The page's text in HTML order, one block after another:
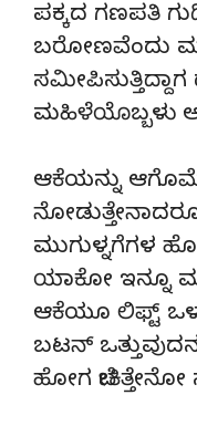
ಪಕ್ಕದ ಗಣಪತಿ
ಬರೋಣವೆಂದು
ಮಹಿಳೆಯೊಬ್ಬಳು
ಆಕೆಯನ್ನು
ಮುಗುಳ್ನಗೆಗಳ
ಯಾಕೋ ಇನ್ನೂ
ಆಕೆಯೂ ಲಿಫ್ಟ್
ಬಟನ್
ಹೋಗ ಬೇಕಿತ್ತೇನೋ